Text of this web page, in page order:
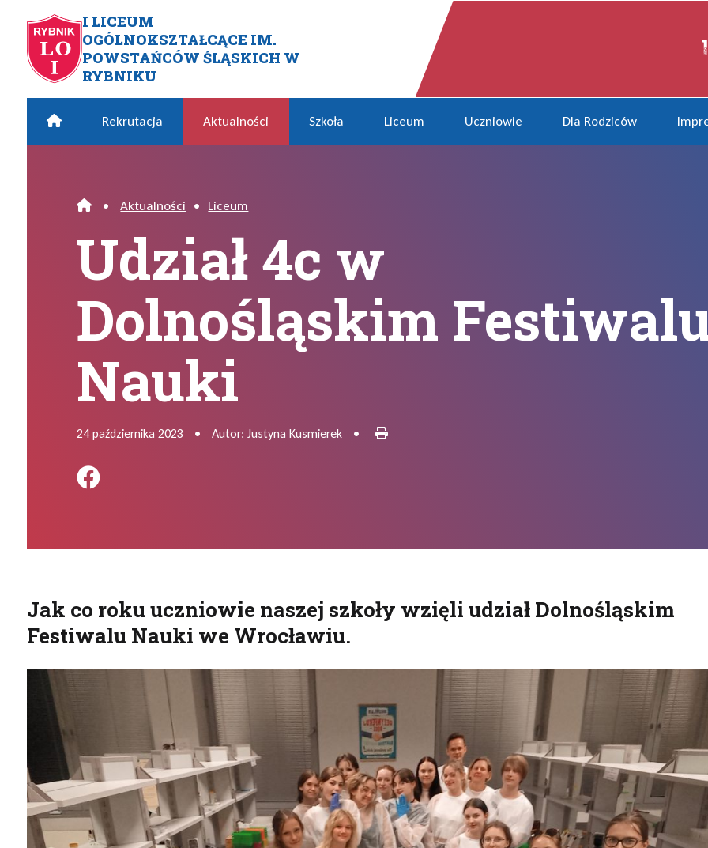
Przejdź do menu głównego
Przejdź do menu dodatkowego
Przejdź do treści
Mapa serwisu
I LICEUM
OGÓLNOKSZTAŁCĄCE IM.
POWSTAŃCÓW ŚLĄSKICH W
RYBNIKU
Udział 4c w Dolnośląskim Festiwalu Nauki
Home Rekrutacja Aktualności Szkoła Liceum Uczniowie Dla Rodziców
Home
• Aktualności • Liceum
Udział 4c w
Dolnośląskim
Nauki
24 października 2023 • Autor: Justyna Kusmierek • Drukuj
Podziel się na FB
Jak co roku uczniowie naszej szkoły wzięli udział Dolnośląskim
Festiwalu Nauki we Wrocławiu.